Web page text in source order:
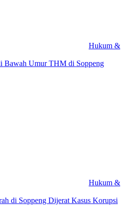
Hukum &
Bawah Umur THM di Soppeng
Hukum &
di Soppeng Dijerat Kasus Korupsi